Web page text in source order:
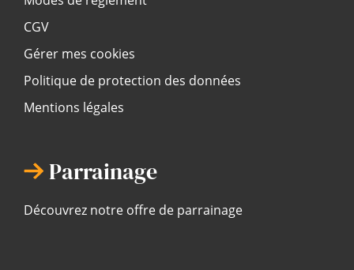
CGV
Gérer mes cookies
Politique de protection des données
Mentions légales
Parrainage
Découvrez notre offre de parrainage